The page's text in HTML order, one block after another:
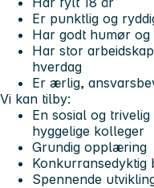
Er punktlig og
Har godt humør og
Har stor
hverdag
Er ærlig,
Vi kan tilby:
En sosial og
hyggelige kolleger
Grundig opplæring
Konkurransedyktig
Spennende